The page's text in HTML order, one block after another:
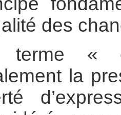
des
terme «
la